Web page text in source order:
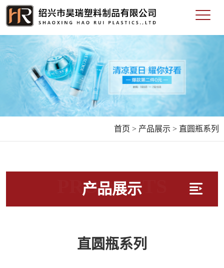
首页 > 产品展示 > 直圆瓶系列
产品展示
PRODUCTS
直圆瓶系列